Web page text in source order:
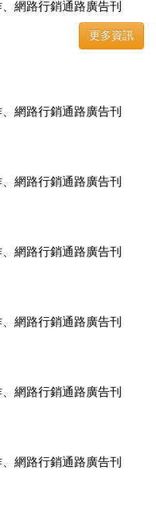
網路行銷通路廣告刊
，全面優惠中....
更多資訊
網路行銷通路廣告刊
全面優惠中....
網路行銷通路廣告刊
全面優惠中....
網路行銷通路廣告刊
全面優惠中....
網路行銷通路廣告刊
全面優惠中....
網路行銷通路廣告刊
全面優惠中....
網路行銷通路廣告刊
全面優惠中....